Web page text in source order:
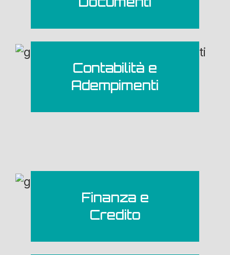
Contabilità e
Adempimenti
Finanza e
Credito